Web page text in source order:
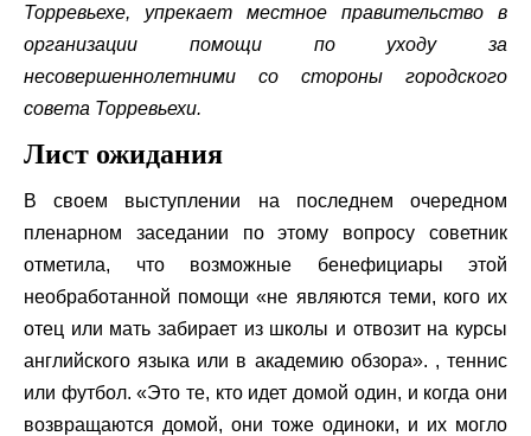
Торревьехе, упрекает местное правительство в
организации помощи по уходу за
несовершеннолетними со стороны городского
совета Торревьехи.
Лист ожидания
В своем выступлении на последнем очередном
пленарном заседании по этому вопросу советник
отметила, что возможные бенефициары этой
необработанной помощи «не являются теми, кого их
отец или мать забирает из школы и отвозит на курсы
английского языка или в академию обзора». , теннис
или футбол. «Это те, кто идет домой один, и когда они
возвращаются домой, они тоже одиноки, и их могло